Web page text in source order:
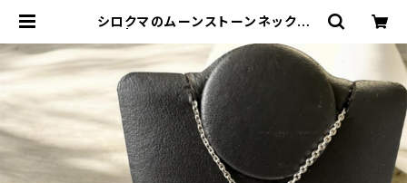
シロクマのムーンストーンネックレ